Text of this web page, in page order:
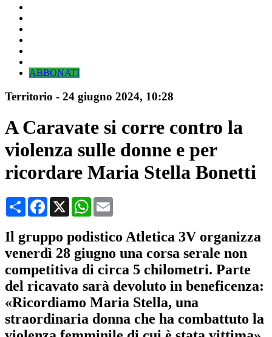
ABBONATI
Territorio - 24 giugno 2024, 10:28
A Caravate si corre contro la
violenza sulle donne e per
ricordare Maria Stella Bonetti
CondividiFacebook
X WhatsApp
Il gruppo podistico Atletica 3V organizza
venerdì 28 giugno una corsa serale non
competitiva di circa 5 chilometri. Parte
del ricavato sarà devoluto in beneficenza:
«Ricordiamo Maria Stella, una
straordinaria donna che ha combattuto la